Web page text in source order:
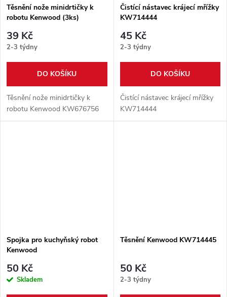
Těsnění nože minidrtičky k
robotu Kenwood (3ks)
39 Kč
2-3 týdny
DO KOŠÍKU
Těsnění nože minidrtičky k
robotu Kenwood KW676756
Čistící nástavec krájecí mřížky
KW714444
45 Kč
2-3 týdny
DO KOŠÍKU
Čistící nástavec krájecí mřížky
KW714444
Spojka pro kuchyňský robot
Kenwood
50 Kč
Skladem
Těsnění Kenwood KW714445
50 Kč
2-3 týdny